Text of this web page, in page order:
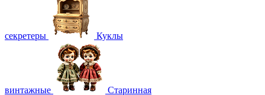
секретеры Куклы
винтажные
Старинная